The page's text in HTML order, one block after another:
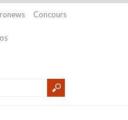
Concours